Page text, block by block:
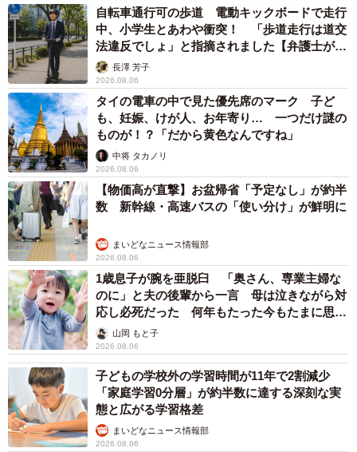
5/8
初めてのお酌も経験！／北川聖子さん（@seiko_kimono_world）提供
自転車通行可の歩道 電動キックボードで走行
中、小学生とあわや衝突！ 「歩道走行は道交
法違反でしょ」と指摘されました【弁護士が解
説】長澤 芳子
2026.08.06
タイの電車の中で見た優先席のマーク 子ど
も、妊娠、けが人、お年寄り… 一つだけ謎の
ものが！？「だから黄色なんですね」
中将 タカノリ
2026.08.06
【物価高が直撃】お盆帰省「予定なし」が約半
数 新幹線・高速バスの「使い分け」が鮮明に
まいどなニュース情報部
2026.08.06
1歳息子が腕を亜脱臼 「奥さん、専業主婦な
のに」と夫の後輩から一言 母は泣きながら対
応し必死だった 何年もたった今もたまに思い
出し…山岡 もと子
2026.08.06
子どもの学校外の学習時間が11年で2割減少
「家庭学習0分層」が約半数に達する深刻な実
態と広がる学習格差
まいどなニュース情報部
2026.08.06